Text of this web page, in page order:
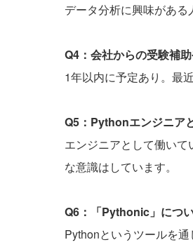
データ分析に興味がある
Q4：会社からの受験補
1年以内に予定あり。最
Q5：Pythonエンジニア
エンジニアとして働い
な意識はしています。
Q6：「Pythonic」につ
Pythonというツールを